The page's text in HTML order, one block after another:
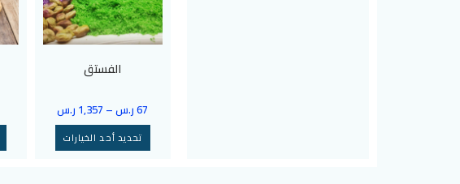
الفستق
67ر.س–
1,357 ر.س
تحديد أحد الخيارات